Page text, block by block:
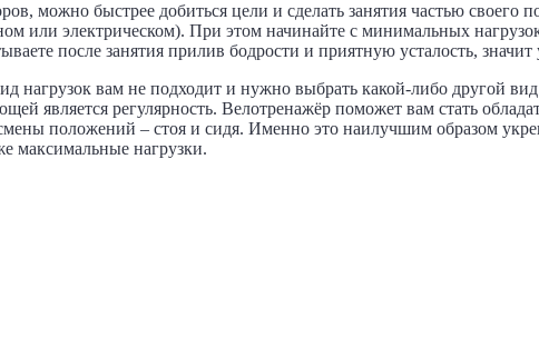
можно быстрее добиться цели и сделать занятия частью своего
или электрическом). При этом начинайте с минимальных
после занятия прилив бодрости и приятную усталость,
нагрузок вам не подходит и нужно выбрать какой-либо другой
является регулярность. Велотренажёр поможет вам стать
положений – стоя и сидя. Именно это наилучшим образом
максимальные нагрузки.